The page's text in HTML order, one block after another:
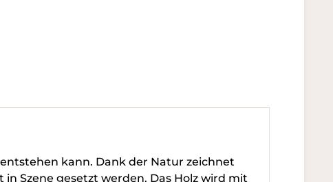
kann. Dank der Natur zeichnet
Szene gesetzt werden. Das Holz wird mit